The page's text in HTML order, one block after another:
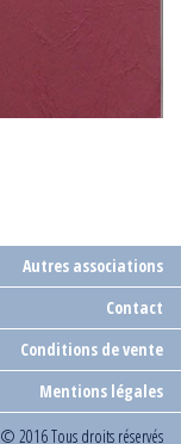
Autres associations
Contact
Conditions de vente
Mentions légales
© 2016 Tous droits réservés